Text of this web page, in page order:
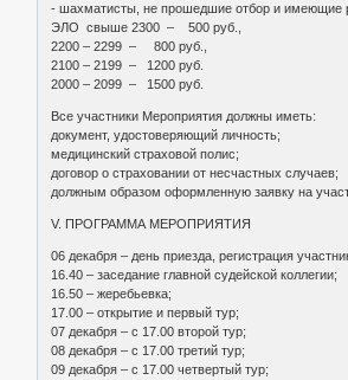
- шахматисты, не прошедшие отбор и имеющие
ЭЛО свыше 2300 – 500 руб.,
2200 – 2299 – 800 руб.,
2100 – 2199 – 1200 руб.
2000 – 2099 – 1500 руб.
Все участники Мероприятия должны иметь:
документ, удостоверяющий личность;
медицинский страховой полис;
договор о страховании от несчастных случаев;
должным образом оформленную заявку на
V. ПРОГРАММА МЕРОПРИЯТИЯ
06 декабря – день приезда, регистрация
16.40 – заседание главной судейской коллегии;
16.50 – жеребьевка;
17.00 – открытие и первый тур;
07 декабря – с 17.00 второй тур;
08 декабря – с 17.00 третий тур;
09 декабря – с 17.00 четвертый тур;